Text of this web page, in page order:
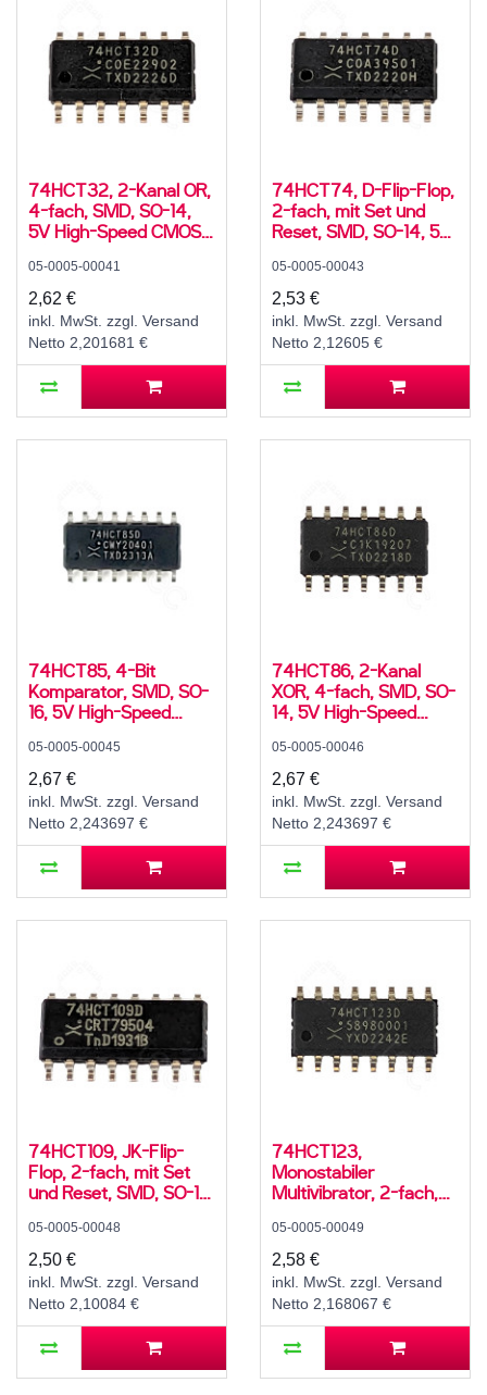
74HCT32, 2-Kanal OR,
4-fach, SMD, SO-14,
5V High-Speed CMOS,
05-0005-00041
2,62 €
inkl. MwSt. zzgl. Versand
Netto 2,201681 €
74HCT74, D-Flip-Flop,
2-fach, mit Set und
Reset, SMD, SO-14, 5V
-40..125 °C
05-0005-00043
2,53 €
inkl. MwSt. zzgl. Versand
Netto 2,12605 €
74HCT85, 4-Bit
Komparator, SMD, SO-
16, 5V High-Speed
05-0005-00045
2,67 €
inkl. MwSt. zzgl. Versand
Netto 2,243697 €
74HCT86, 2-Kanal
XOR, 4-fach, SMD, SO-
14, 5V High-Speed
05-0005-00046
2,67 €
inkl. MwSt. zzgl. Versand
Netto 2,243697 €
74HCT109, JK-Flip-
Flop, 2-fach, mit Set
und Reset, SMD, SO-16,
-40..125 °C
05-0005-00048
2,50 €
inkl. MwSt. zzgl. Versand
Netto 2,10084 €
74HCT123,
Monostabiler
Multivibrator, 2-fach,
5V High-Speed CMOS,
-40..125 °C
05-0005-00049
2,58 €
inkl. MwSt. zzgl. Versand
Netto 2,168067 €